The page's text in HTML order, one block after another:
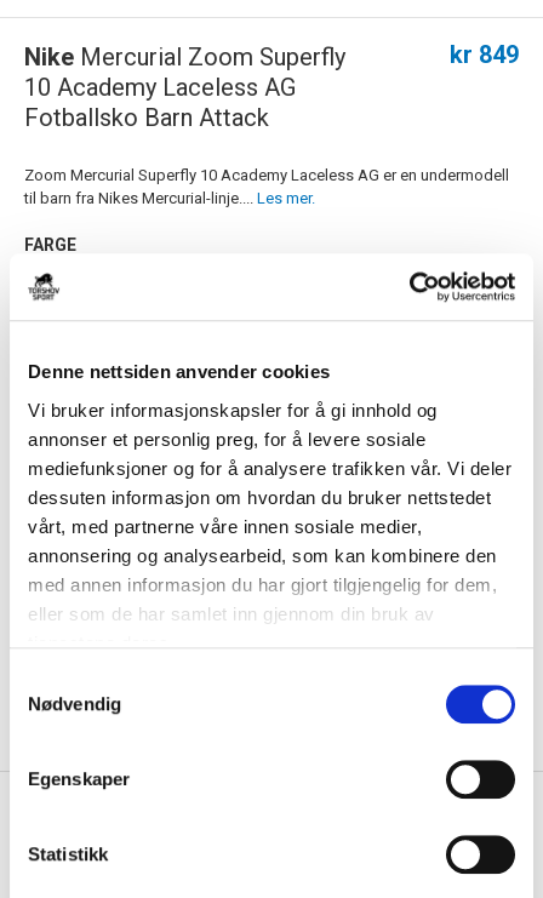
Denne nettsiden anvender cookies
Vi bruker informasjonskapsler for å gi innhold og
annonser et personlig preg, for å levere sosiale
mediefunksjoner og for å analysere trafikken vår. Vi deler
dessuten informasjon om hvordan du bruker nettstedet
vårt, med partnerne våre innen sosiale medier,
annonsering og analysearbeid, som kan kombinere den
med annen informasjon du har gjort tilgjengelig for dem,
eller som de har samlet inn gjennom din bruk av
t
Nødvendig
Egenskaper
Statistikk
Nike Mercurial Zoom Superfly
10 Academy Laceless AG
Fotballsko Barn Attack
kr 849
Zoom Mercurial Superfly 10 Academy Laceless AG er en undermodell
til barn fra Nikes Mercurial-linje.... Les mer.
FARGE
VELGSTØRRELSE
Navn
Motiv
KLIKK & HENT
Leveringstiden forlenges dersom produkter personaliseres.
DETALJER